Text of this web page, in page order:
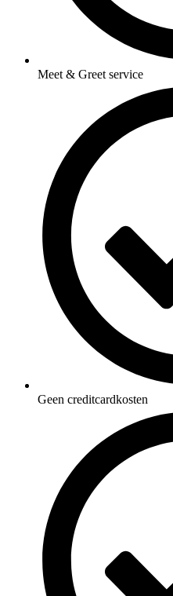
Meet & Greet service
Geen creditcardkosten